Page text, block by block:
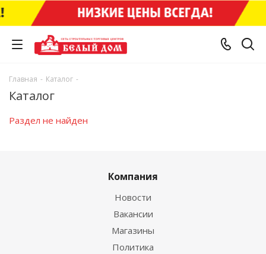
Главная - Каталог -
Каталог
Раздел не найден
Компания
Новости
Вакансии
Магазины
Политика